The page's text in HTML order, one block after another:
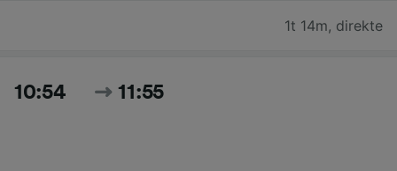
1t 14m, direkte
10:54 11:55